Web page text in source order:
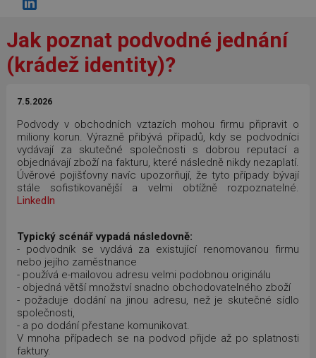
Jak poznat podvodné jednání
(krádež identity)?
7.5.2026
Podvody v obchodních vztazích mohou firmu připravit o
miliony korun. Výrazně přibývá případů, kdy se podvodníci
vydávají za skutečné společnosti s dobrou reputací a
objednávají zboží na fakturu, které následně nikdy nezaplatí.
Úvěrové pojišťovny navíc upozorňují, že tyto případy bývají
stále sofistikovanější a velmi obtížně rozpoznatelné.
LinkedIn
Typický scénář vypadá následovně:
- podvodník se vydává za existující renomovanou firmu
nebo jejího zaměstnance
- používá e-mailovou adresu velmi podobnou originálu
- objedná větší množství snadno obchodovatelného zboží
- požaduje dodání na jinou adresu, než je skutečné sídlo
společnosti,
- a po dodání přestane komunikovat.
V mnoha případech se na podvod přijde až po splatnosti
faktury.